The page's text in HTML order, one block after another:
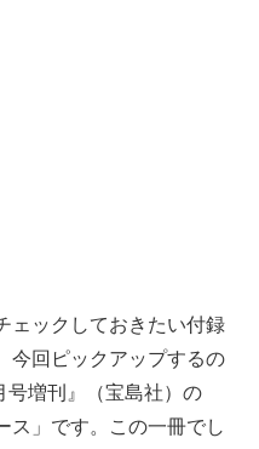
ェックしておきたい付録
今回ピックアップするの
号増刊』（宝島社）の
ス」です。この一冊でし